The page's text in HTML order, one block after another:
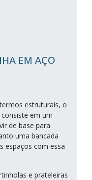
EM AÇO
estruturais, o
em um
de base para
uma bancada
espaços com essa
e prateleiras